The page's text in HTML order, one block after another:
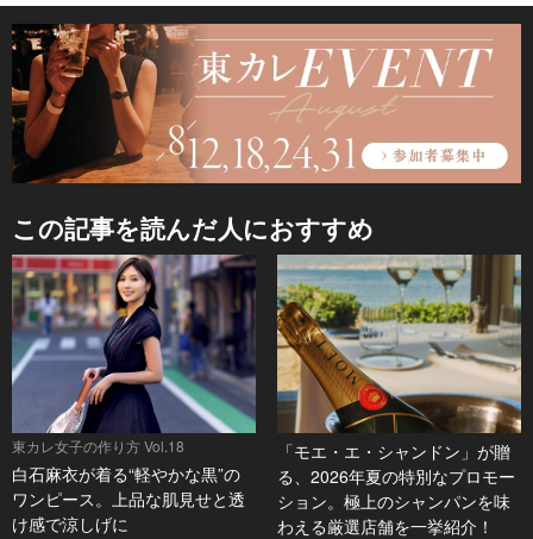
この記事を読んだ人におすすめ
東カレ女子の作り方 Vol.18
白石麻衣が着る“軽やかな黒”の
ワンピース。上品な肌見せと透
け感で涼しげに
「モエ・エ・シャンドン」が贈
る、2026年夏の特別なプロモー
ション。極上のシャンパンを味
わえる厳選店舗を一挙紹介！